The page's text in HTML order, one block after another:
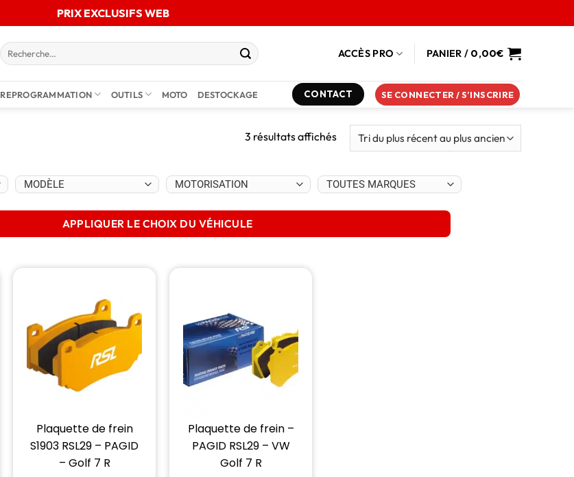
PRIX EXCLUSIFS WEB
ACCÈS PRO PANIER / 0,00€
REPROGRAMMATION OUTILS MOTO DESTOCKAGE CONTACT SE CONNECTER / S’INSCRIRE
3 résultats affichés
APPLIQUER LE CHOIX DU VÉHICULE
Plaquette de frein
S1903 RSL29 – PAGID
– Golf 7 R
Plaquette de frein –
PAGID RSL29 – VW
Golf 7 R